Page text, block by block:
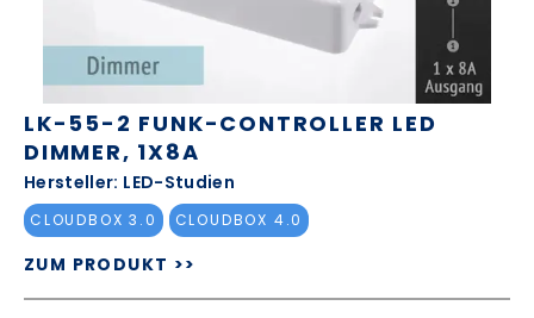
LK-55-2 FUNK-CONTROLLER LED
DIMMER, 1X8A
Hersteller: LED-Studien
CLOUDBOX 3.0 CLOUDBOX 4.0
ZUM PRODUKT >>